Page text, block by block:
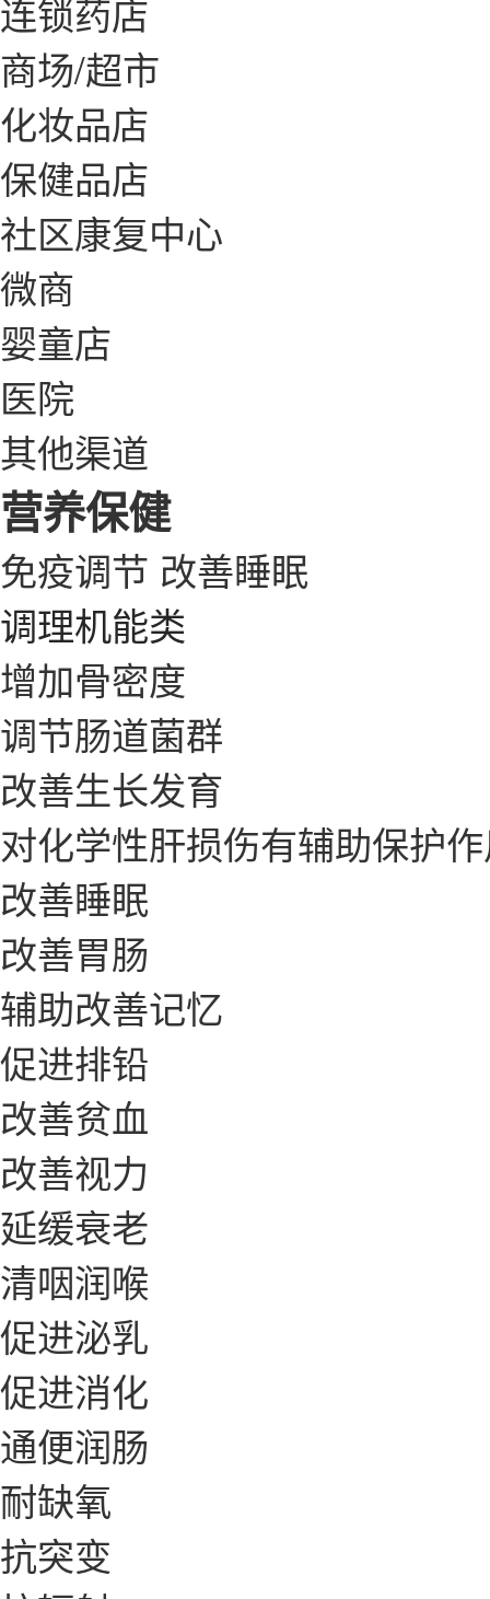
连锁药店
商场/超市
化妆品店
保健品店
社区康复中心
微商
婴童店
医院
其他渠道
营养保健
免疫调节 改善睡眠
调理机能类
增加骨密度
调节肠道菌群
改善生长发育
对化学性肝损伤有辅助保护
改善睡眠
改善胃肠
辅助改善记忆
促进排铅
改善贫血
改善视力
延缓衰老
清咽润喉
促进泌乳
促进消化
通便润肠
耐缺氧
抗突变